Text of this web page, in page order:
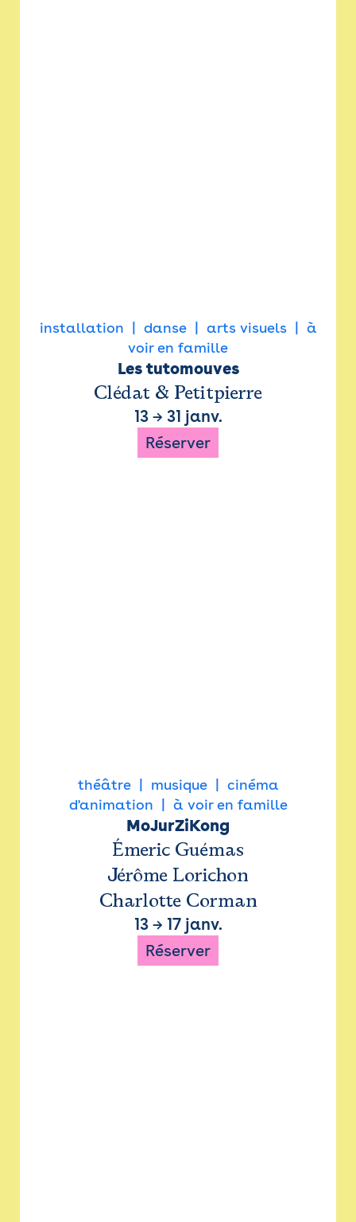
installation danse arts visuels
à
voir en famille
Les tutomouves
Clédat & Petitpierre
13→ 31 janv.
Réserver
théâtre musique
cinéma
d'animation
à voir en famille
MoJurZiKong
Émeric Guémas
Jérôme Lorichon
Charlotte Corman
13→ 17 janv.
Réserver